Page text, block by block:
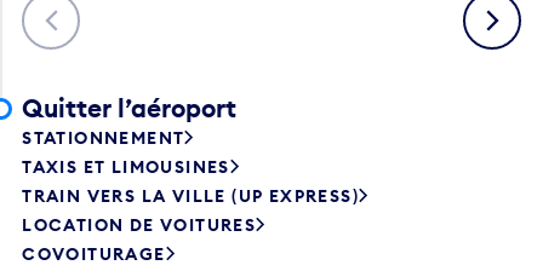
Précédent Suivant
Quitter l’aéroport
STATIONNEMENT
TAXIS ET LIMOUSINES
TRAIN VERS LA VILLE (UP EXPRESS)
LOCATION DE VOITURES
COVOITURAGE